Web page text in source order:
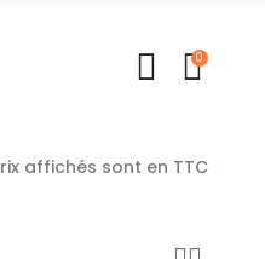
0
affichés sont en TTC